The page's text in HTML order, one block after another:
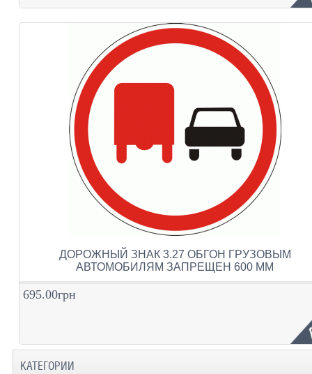
ДОРОЖНЫЙ ЗНАК 3.27 ОБГОН ГРУЗОВЫМ
АВТОМОБИЛЯМ ЗАПРЕЩЕН 600 ММ
695.00грн
КАТЕГОРИИ